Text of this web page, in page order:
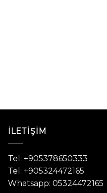
İLETIŞIM
Tel: +905378650333
Tel: +905324472165
Whatsapp: 05324472165